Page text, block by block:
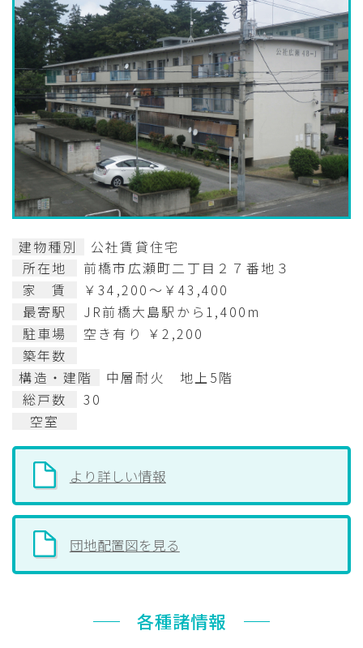
ついて
情報
情報
建物種別
公社賃貸住宅
所在地
前橋市広瀬町二丁目２７番地３
家 賃
￥34,200～￥43,400
最寄駅
JR前橋大島駅から1,400m
駐車場
空き有り ￥2,200
築年数
構造・建階
中層耐火 地上5階
総戸数
30
空室
より詳しい情報
団地配置図を見る
各種諸情報